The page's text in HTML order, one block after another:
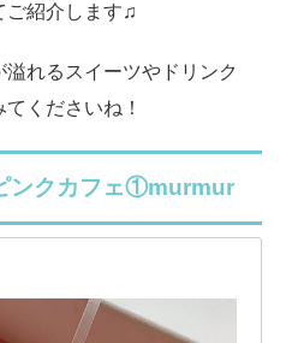
ご紹介します♫
れるスイーツやドリンク
くださいね！
ンクカフェ①murmur